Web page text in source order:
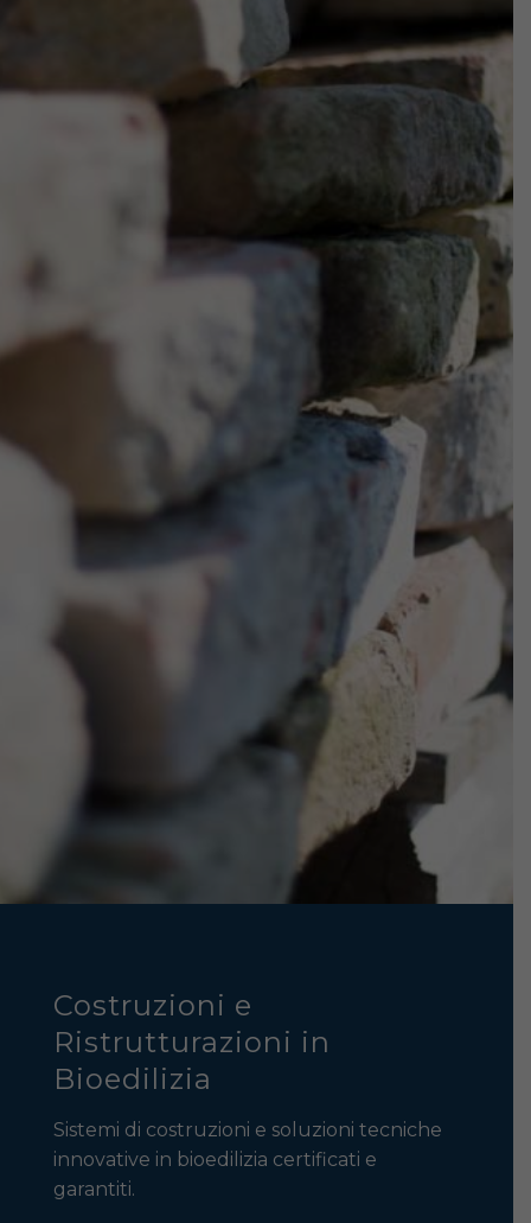
Costruzioni e
Ristrutturazioni in
Bioedilizia
Sistemi di costruzioni e soluzioni tecniche
innovative in bioedilizia certificati e
garantiti.